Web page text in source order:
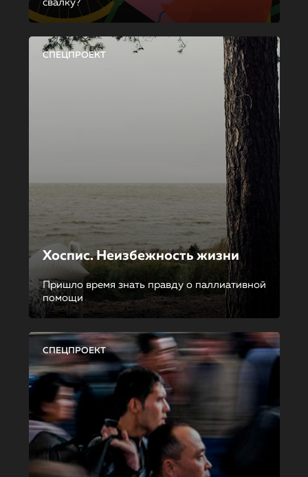
свалку?
СПЕЦПРОЕКТ
Хоспис. Неизбежность жизни
Пришло время знать правду о паллиативной
помощи
СПЕЦПРОЕКТ